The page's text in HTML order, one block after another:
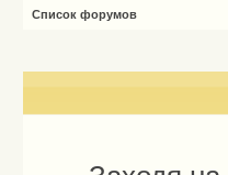
Список форумов